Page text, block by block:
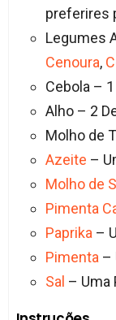
preferires
Legumes
Cenoura,
Cebola – 1
Alho – 2
Molho de
Azeite –
Molho de
Pimenta
Paprika–
Pimenta–
Sal – Uma